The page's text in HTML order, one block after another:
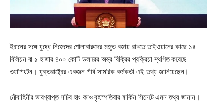
ইরানের সঙ্গে যুদ্ধে নিজেদের গোলাবারুদের মজুত বজায় রাখতে তাইওয়ানের কাছে ১৪
বিলিয়ন বা ১ হাজার ৪০০ কোটি ডলারের অস্ত্র বিক্রির প্রক্রিয়া স্থগিত করেছে
ওয়াশিংটন। যুক্তরাষ্ট্রের একজন শীর্ষ সামরিক কর্মকর্তা এই তথ্য জানিয়েছেন।
নৌবাহিনীর ভারপ্রাপ্ত সচিব হাং কাও বৃহস্পতিবার মার্কিন সিনেটে এমন তথ্য জানান।